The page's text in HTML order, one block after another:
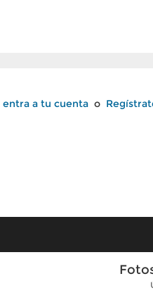
entra a tu cuenta o